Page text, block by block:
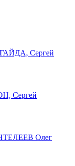
Сергей
Сергей
Олег